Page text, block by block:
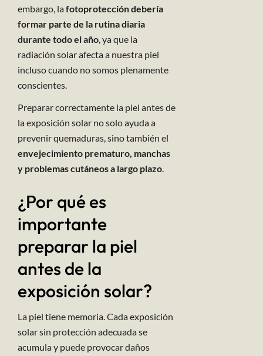
embargo, lafotoprotección debería
formar parte de la rutina diaria
durante todo el año, ya que la
radiación solar afecta a nuestra piel
incluso cuando no somos plenamente
conscientes.
Preparar correctamente la piel antes de
la exposición solar no solo ayuda a
prevenir quemaduras, sino también el
envejecimiento prematuro, manchas
y problemas cutáneos a largo plazo.
¿Por qué es
importante
preparar la piel
antes de la
exposición solar?
La piel tiene memoria. Cada exposición
solar sin protección adecuada se
acumula y puede provocar daños